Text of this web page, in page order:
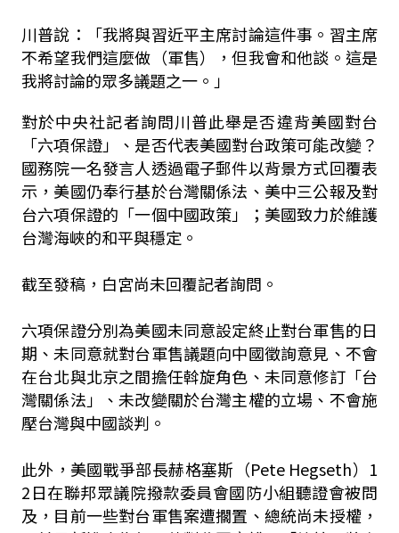
川普說：「我將與習近平主席討論這件事。習主席
不希望我們這麼做（軍售），但我會和他談。這是
我將討論的眾多議題之一。」
對於中央社記者詢問川普此舉是否違背美國對台
「六項保證」、是否代表美國對台政策可能改變？
國務院一名發言人透過電子郵件以背景方式回覆表
示，美國仍奉行基於台灣關係法、美中三公報及對
台六項保證的「一個中國政策」；美國致力於維護
台灣海峽的和平與穩定。
截至發稿，白宮尚未回覆記者詢問。
六項保證分別為美國未同意設定終止對台軍售的日
期、未同意就對台軍售議題向中國徵詢意見、不會
在台北與北京之間擔任斡旋角色、未同意修訂「台
灣關係法」、未改變關於台灣主權的立場、不會施
壓台灣與中國談判。
此外，美國戰爭部長赫格塞斯（Pete Hegseth）1
2日在聯邦眾議院撥款委員會國防小組聽證會被問
及，目前一些對台軍售案遭擱置、總統尚未授權，